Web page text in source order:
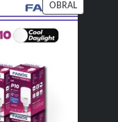
OBRAL
DENGAN